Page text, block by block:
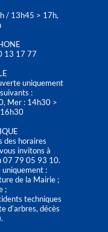
/ 13h45 > 17h,
13 17 77
uniquement
:
Mer : 14h30 >
des horaires
invitons à
07 79 05 93 10.
uniquement :
de la Mairie ;
;
techniques
d’arbres, décès